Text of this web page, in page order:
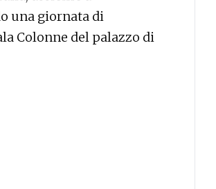
una giornata di
Colonne del palazzo di